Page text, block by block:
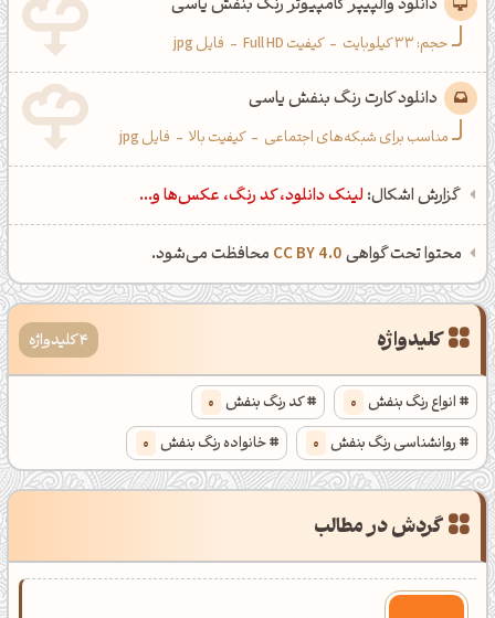
دانلود والپیپر کامپیوتر رنگ بنفش یاسی
حجم: 33 کیلوبایت - کیفیت Full HD - فایل jpg
دانلود کارت رنگ بنفش یاسی
مناسب برای شبکه‌های اجتماعی - کیفیت بالا - فایل jpg
گزارش اشکال: لینک دانلود، کد رنگ، عکس‌ها و...
محتوا تحت گواهیCC BY 4.0 محافظت می‌شود.
کلیدواژه 4 کلیدواژه
انواع رنگ بنفش 0 کد رنگ بنفش 0
روانشناسی رنگ بنفش 0 خانواده رنگ بنفش 0
گردش در مطالب